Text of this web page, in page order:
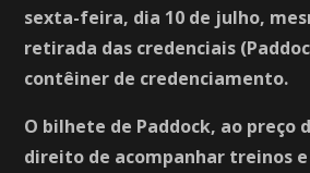
sexta-feira, dia 10 de julho,
retirada das credenciais
contêiner de credenciamento.
O bilhete de Paddock, ao preço
direito de acompanhar treinos